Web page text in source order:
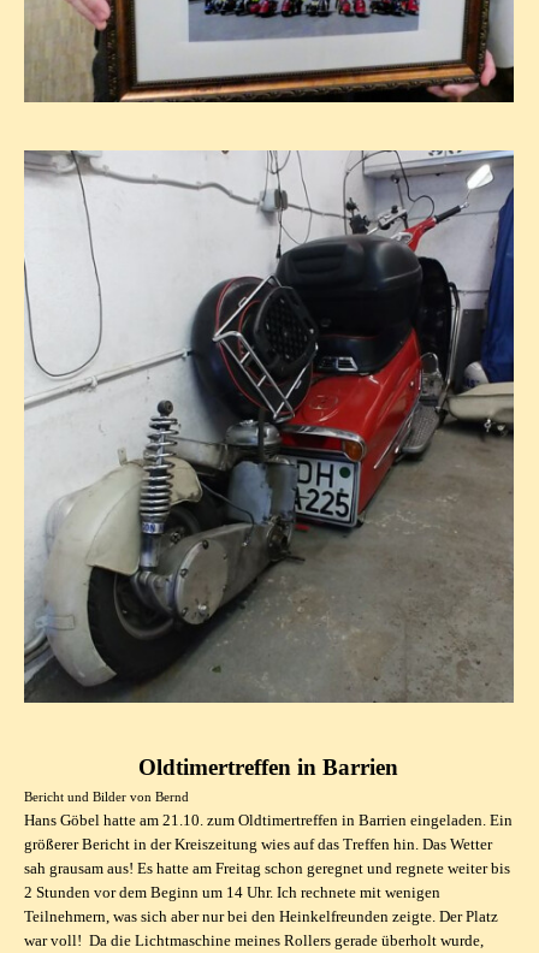
Oldtimertreffen in Barrien
Bericht und Bilder von Bernd
Hans Göbel hatte am 21.10. zum Oldtimertreffen in Barrien eingeladen. Ein
größerer Bericht in der Kreiszeitung wies auf das Treffen hin. Das Wetter
sah grausam aus! Es hatte am Freitag schon geregnet und regnete weiter bis
2 Stunden vor dem Beginn um 14 Uhr. Ich rechnete mit wenigen
Teilnehmern, was sich aber nur bei den Heinkelfreunden zeigte. Der Platz
war voll! Da die Lichtmaschine meines Rollers gerade überholt wurde,